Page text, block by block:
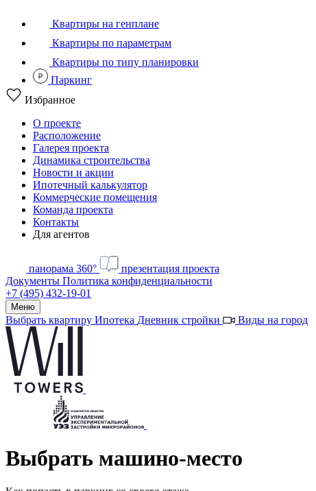
Квартиры на генплане
Квартиры по параметрам
Квартиры по типу планировки
Паркинг
Избранное
О проекте
Расположение
Галерея проекта
Динамика строительства
Новости и акции
Ипотечный калькулятор
Коммерческие помещения
Команда проекта
Контакты
Для агентов
панорама 360°
презентация проекта
Документы Политика конфиденциальности
+7 (495) 432-19-01
Меню
Выбрать квартиру Ипотека Дневник стройки Виды на город
Выбрать машино-место